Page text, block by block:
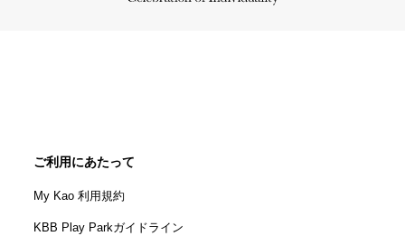
ご利用にあたって
My Kao 利用規約
KBB Play Parkガイドライン